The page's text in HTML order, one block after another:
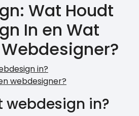
Wat Houdt
In en Wat
in?
webdesigner?
webdesign in?